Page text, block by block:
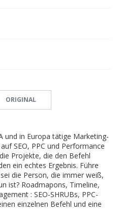
ORIGINAL
und in Europa tätige Marketing-
SEO, PPC und Performance
Projekte, die den Befehl
ein echtes Ergebnis. Führe
die Person, die immer weiß,
ist? Roadmapons, Timeline,
: SEO-SHRUBs, PPC-
einzelnen Befehl und eine